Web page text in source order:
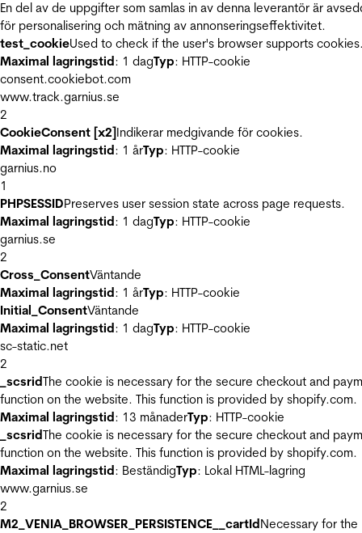
En del av de uppgifter som samlas in av denna leverantör är
för personalisering och mätning av annonseringseffektivitet.
test_cookieUsed to check if the user's browser supports
Maximal lagringstid: 1 dagTyp: HTTP-cookie
consent.cookiebot.com
www.track.garnius.se
2
CookieConsent [x2]Indikerar medgivande för cookies.
Maximal lagringstid: 1 årTyp: HTTP-cookie
garnius.no
1
PHPSESSIDPreserves user session state across page requests.
Maximal lagringstid: 1 dagTyp: HTTP-cookie
garnius.se
2
Cross_ConsentVäntande
Maximal lagringstid: 1 årTyp: HTTP-cookie
Initial_ConsentVäntande
Maximal lagringstid: 1 dagTyp: HTTP-cookie
sc-static.net
2
_scsridThe cookie is necessary for the secure checkout and
function on the website. This function is provided by shopify.com.
Maximal lagringstid: 13 månaderTyp: HTTP-cookie
_scsridThe cookie is necessary for the secure checkout and
function on the website. This function is provided by shopify.com.
Maximal lagringstid: BeständigTyp: Lokal HTML-lagring
www.garnius.se
2
M2_VENIA_BROWSER_PERSISTENCE__cartIdNecessary for the